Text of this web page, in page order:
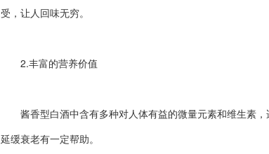
受，让人回味无穷。
2.丰富的营养价值
酱香型白酒中含有多种对人体有益的微量元素和维生素，
延缓衰老有一定帮助。